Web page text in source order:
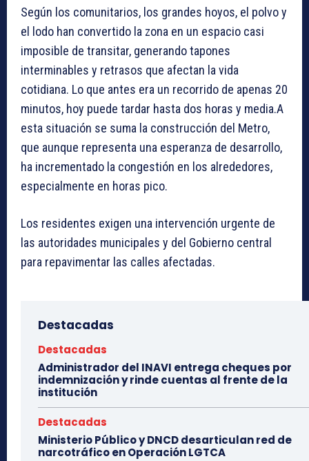
Según los comunitarios, los grandes hoyos, el polvo y
el lodo han convertido la zona en un espacio casi
imposible de transitar, generando tapones
interminables y retrasos que afectan la vida
cotidiana. Lo que antes era un recorrido de apenas 20
minutos, hoy puede tardar hasta dos horas y media.A
esta situación se suma la construcción del Metro,
que aunque representa una esperanza de desarrollo,
ha incrementado la congestión en los alrededores,
especialmente en horas pico.
Los residentes exigen una intervención urgente de
las autoridades municipales y del Gobierno central
para repavimentar las calles afectadas.
Destacadas
Destacadas
Administrador del INAVI entrega cheques por
indemnización y rinde cuentas al frente de la
institución
Destacadas
Ministerio Público y DNCD desarticulan red de
narcotráfico en Operación LGTCA